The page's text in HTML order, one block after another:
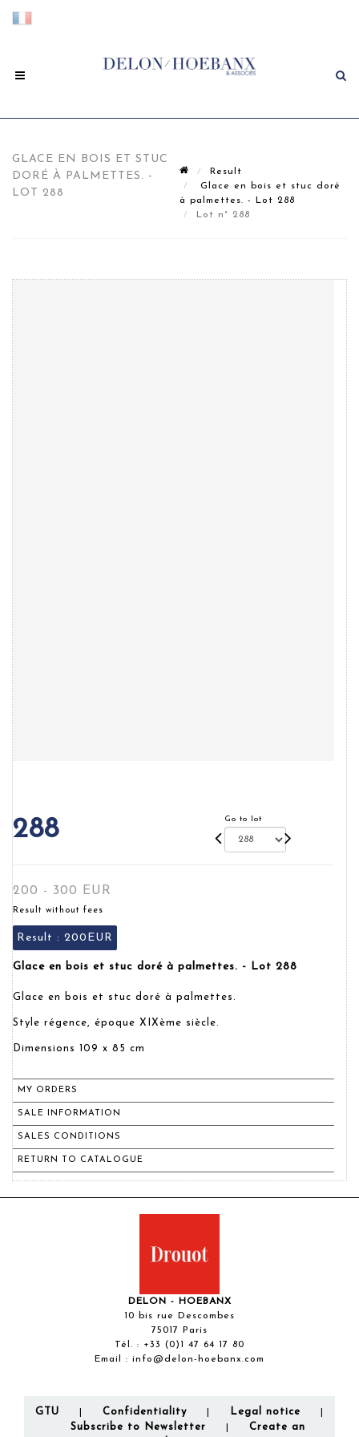
GLACE EN BOIS ET STUC
DORÉ À PALMETTES. -
LOT 288
Result
Glace en bois et stuc doré
à palmettes. - Lot 288
Lot n° 288
288 Go to lot
200 - 300 EUR
Result without fees
Result : 200EUR
Glace en bois et stuc doré à palmettes. - Lot 288
Glace en bois et stuc doré à palmettes.
Style régence, époque XIXème siècle.
Dimensions 109 x 85 cm
MY ORDERS
SALE INFORMATION
SALES CONDITIONS
RETURN TO CATALOGUE
DELON - HOEBANX
10 bis rue Descombes
75017 Paris
Tél. : +33 (0)1 47 64 17 80
Email : info@delon-hoebanx.com
GTU Confidentiality Legal notice
Subscribe to Newsletter Create an